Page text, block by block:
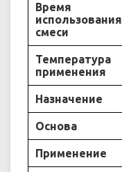
Время
использования
смеси
Температура
применения
Назначение
Основа
Применение